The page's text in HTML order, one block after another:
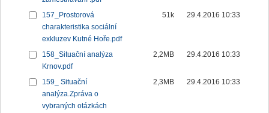
157_Prostorová
charakteristika sociální
exkluzev Kutné Hoře.pdf
51k 29.4.2016 10:33
158_Situační analýza
Krnov.pdf
2,2MB 29.4.2016 10:33
159_ Situační
analýza.Zpráva o
vybraných otázkách
2,3MB 29.4.2016 10:33